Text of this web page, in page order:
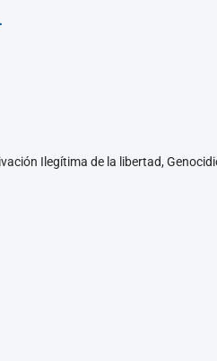
Ilegítima de la libertad,